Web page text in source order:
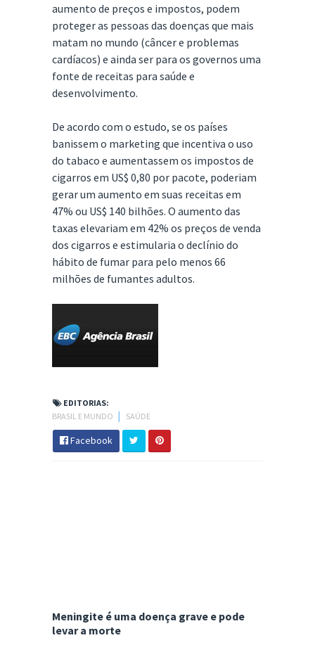
aumento de preços e impostos, podem
proteger as pessoas das doenças que mais
matam no mundo (câncer e problemas
cardíacos) e ainda ser para os governos uma
fonte de receitas para saúde e
desenvolvimento.
De acordo com o estudo, se os países
banissem o marketing que incentiva o uso
do tabaco e aumentassem os impostos de
cigarros em US$ 0,80 por pacote, poderiam
gerar um aumento em suas receitas em
47% ou US$ 140 bilhões. O aumento das
taxas elevariam em 42% os preços de venda
dos cigarros e estimularia o declínio do
hábito de fumar para pelo menos 66
milhões de fumantes adultos.
EDITORIAS:
BRASIL E MUNDO
SAÚDE
Facebook
Meningite é uma doença grave e pode
levar a morte